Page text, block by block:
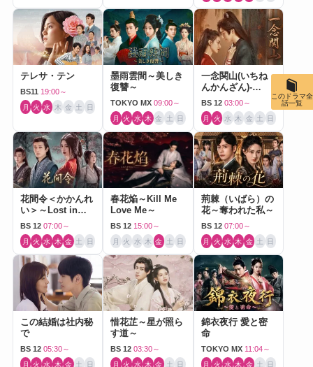
テレサ・テン
BS11 19:00～
月 火 水 木 金 土 日
墨雨雲間～美しき
復讐～
TOKYO MX 09:00～
月 火 水 木 金 土 日
一念関山(いちね
んかんざん)-
Journey to Love-
BS 12 03:00～
月 火 水 木 金 土 日
花間令＜かかんれ
い＞～Lost in
Love～
BS 12 07:00～
月 火 水 木 金 土 日
春花焔～Kill Me
Love Me～
BS 12 15:00～
月 火 水 木 金 土 日
荊棘（いばら）の
花～奪われた私～
BS 12 07:00～
月 火 水 木 金 土 日
この結婚は社内秘
で
BS 12 05:30～
月 火 水 木 金 土 日
惜花芷～星が照ら
す道～
BS 12 03:30～
月 火 水 木 金 土 日
錦衣夜行 愛と密
命
TOKYO MX 11:04～
月 火 水 木 金 土 日
このドラマ全
話一覧